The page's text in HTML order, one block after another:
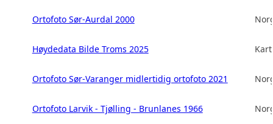
Ortofoto Sør-Aurdal 2000
Høydedata Bilde Troms 2025
Ortofoto Sør-Varanger midlertidig ortofoto 2021
Ortofoto Larvik - Tjølling - Brunlanes 1966